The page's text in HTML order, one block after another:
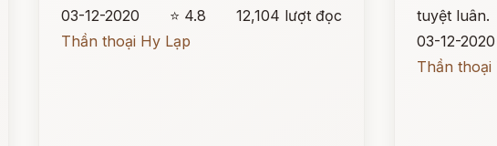
03-12-2020
⭐ 4.8
12,104 lượt đọc
Thần thoại Hy Lạp
tuyệt luân.
03-12-2020
Thần thoại